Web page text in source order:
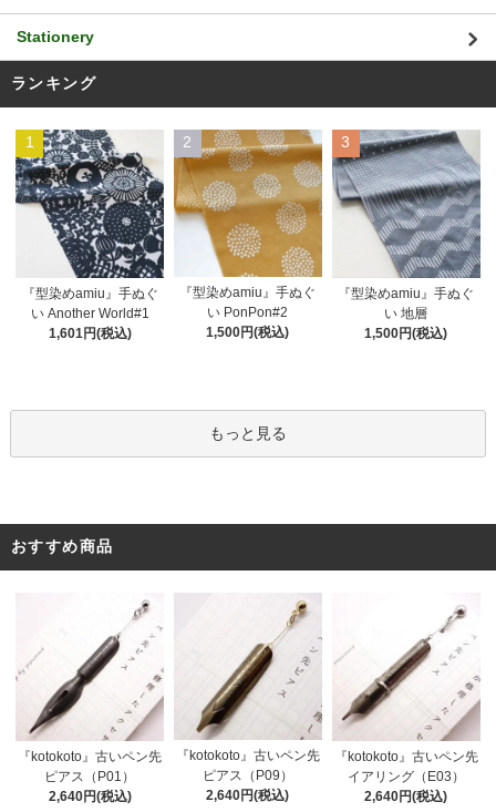
Stationery
ランキング
1
『型染めamiu』手ぬぐ
い Another World#1
1,601円(税込)
2
『型染めamiu』手ぬぐ
い PonPon#2
1,500円(税込)
3
『型染めamiu』手ぬぐ
い 地層
1,500円(税込)
もっと見る
おすすめ商品
『kotokoto』古いペン先
ピアス（P01）
2,640円(税込)
『kotokoto』古いペン先
ピアス（P09）
2,640円(税込)
『kotokoto』古いペン先
イアリング（E03）
2,640円(税込)